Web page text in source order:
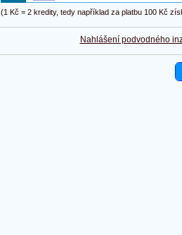
(1 Kč = 2 kredity, tedy například za platbu 100 Kč
Nahlášení podvodného